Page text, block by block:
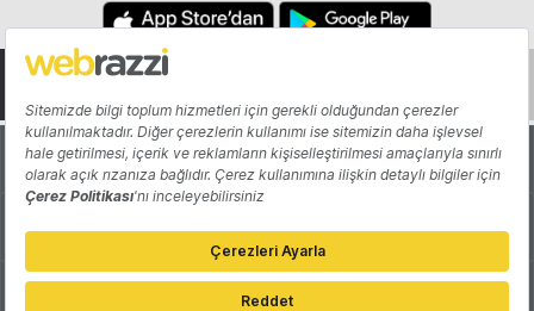
Hakkında Yazarlar
Katkıda Bulun Reklam